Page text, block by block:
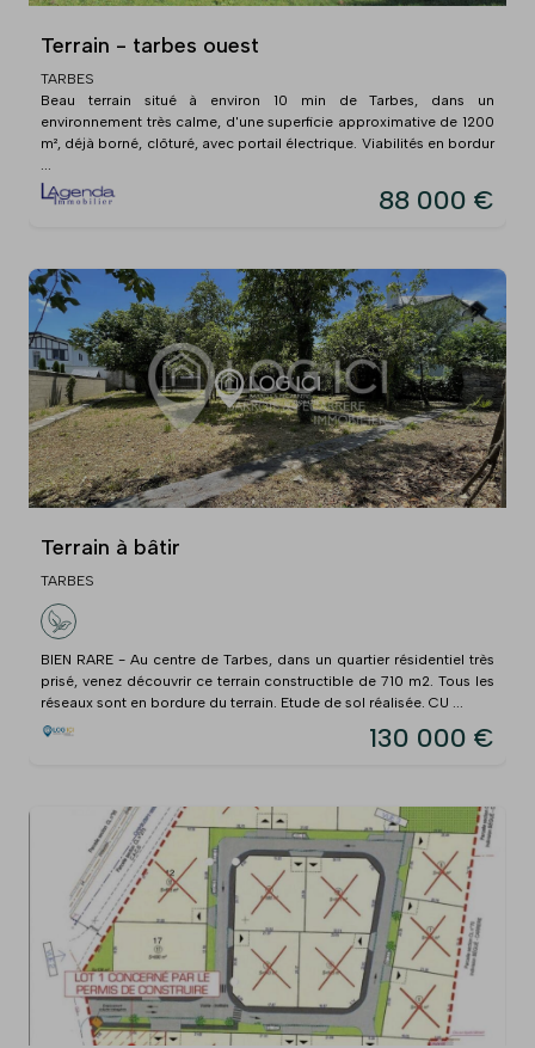
Terrain - tarbes ouest
TARBES
Beau terrain situé à environ 10 min de Tarbes, dans un
environnement très calme, d'une superficie approximative de 1200
m², déjà borné, clôturé, avec portail électrique. Viabilités en bordur
88 000 €
Terrain à bâtir
TARBES
BIEN RARE - Au centre de Tarbes, dans un quartier résidentiel très
prisé, venez découvrir ce terrain constructible de 710 m2. Tous les
réseaux sont en bordure du terrain. Etude de sol réalisée. CU ...
130 000 €